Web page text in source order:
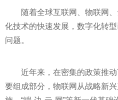
随着全球互联网、物联网
化技术的快速发展，数字化转
问题。
近年来，在密集的政策推
要组成部分，物联网从战略新